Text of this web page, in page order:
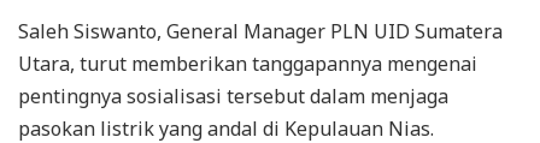
Saleh Siswanto, General Manager PLN UID Sumatera
Utara, turut memberikan tanggapannya mengenai
pentingnya sosialisasi tersebut dalam menjaga
pasokan listrik yang andal di Kepulauan Nias.